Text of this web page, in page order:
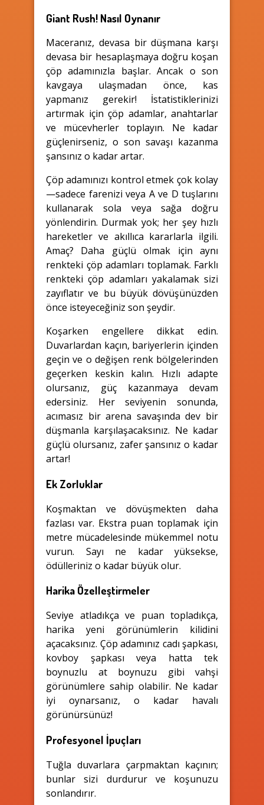
Giant Rush! Nasıl Oynanır
Maceranız, devasa bir düşmana karşı
devasa bir hesaplaşmaya doğru koşan
çöp adamınızla başlar. Ancak o son
kavgaya ulaşmadan önce, kas
yapmanız gerekir! İstatistiklerinizi
artırmak için çöp adamlar, anahtarlar
ve mücevherler toplayın. Ne kadar
güçlenirseniz, o son savaşı kazanma
şansınız o kadar artar.
Çöp adamınızı kontrol etmek çok kolay
—sadece farenizi veya A ve D tuşlarını
kullanarak sola veya sağa doğru
yönlendirin. Durmak yok; her şey hızlı
hareketler ve akıllıca kararlarla ilgili.
Amaç? Daha güçlü olmak için aynı
renkteki çöp adamları toplamak. Farklı
renkteki çöp adamları yakalamak sizi
zayıflatır ve bu büyük dövüşünüzden
önce isteyeceğiniz son şeydir.
Koşarken engellere dikkat edin.
Duvarlardan kaçın, bariyerlerin içinden
geçin ve o değişen renk bölgelerinden
geçerken keskin kalın. Hızlı adapte
olursanız, güç kazanmaya devam
edersiniz. Her seviyenin sonunda,
acımasız bir arena savaşında dev bir
düşmanla karşılaşacaksınız. Ne kadar
güçlü olursanız, zafer şansınız o kadar
artar!
Ek Zorluklar
Koşmaktan ve dövüşmekten daha
fazlası var. Ekstra puan toplamak için
metre mücadelesinde mükemmel notu
vurun. Sayı ne kadar yüksekse,
ödülleriniz o kadar büyük olur.
Harika Özelleştirmeler
Seviye atladıkça ve puan topladıkça,
harika yeni görünümlerin kilidini
açacaksınız. Çöp adamınız cadı şapkası,
kovboy şapkası veya hatta tek
boynuzlu at boynuzu gibi vahşi
görünümlere sahip olabilir. Ne kadar
iyi oynarsanız, o kadar havalı
görünürsünüz!
Profesyonel İpuçları
Tuğla duvarlara çarpmaktan kaçının;
bunlar sizi durdurur ve koşunuzu
sonlandırır.